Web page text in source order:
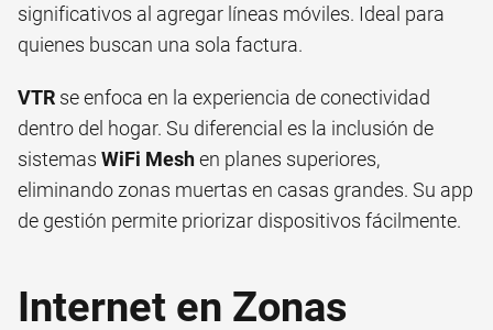
significativos al agregar líneas móviles. Ideal para
quienes buscan una sola factura.
VTR se enfoca en la experiencia de conectividad
dentro del hogar. Su diferencial es la inclusión de
sistemas WiFi Meshen planes superiores,
eliminando zonas muertas en casas grandes. Su app
de gestión permite priorizar dispositivos fácilmente.
Internet en Zonas